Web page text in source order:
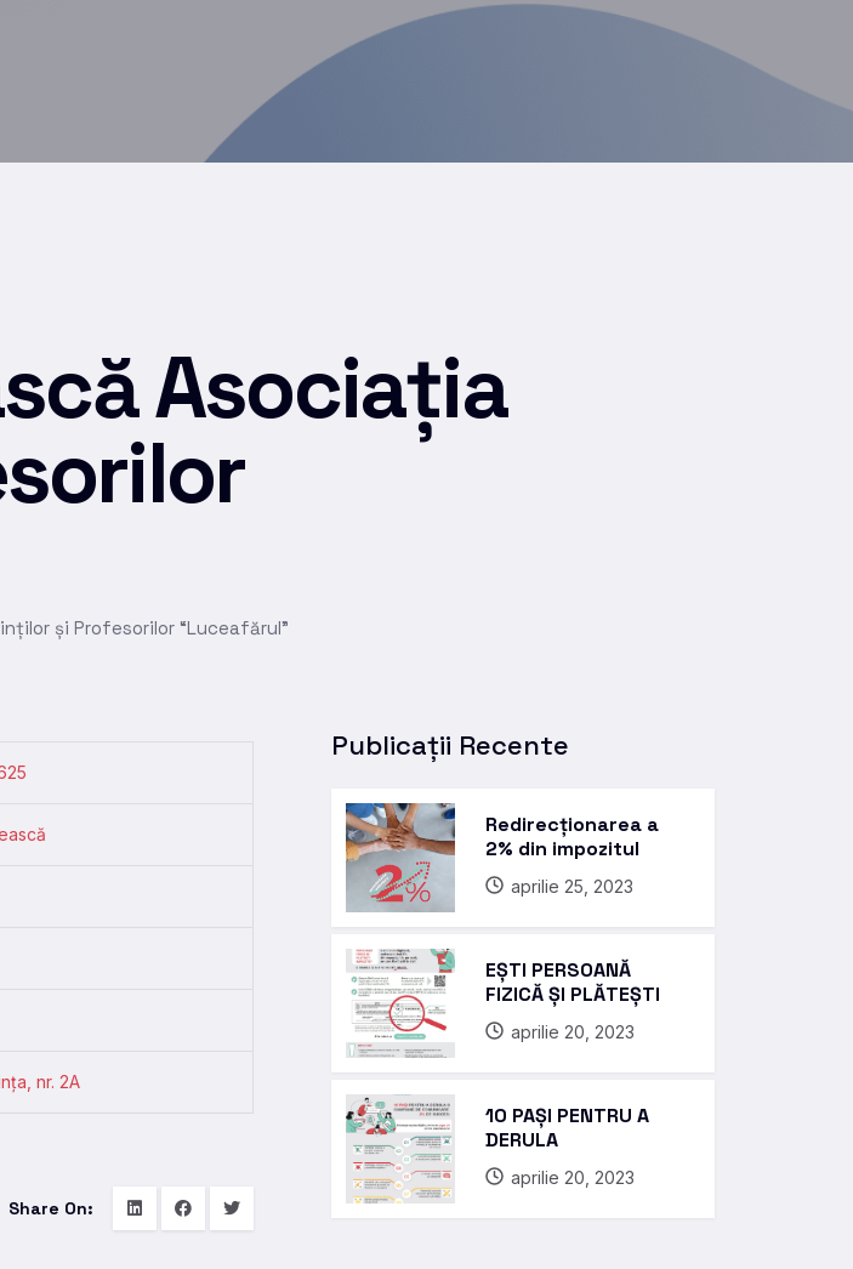
Asociația
și Profesorilor “Luceafărul”
nr. 2A
Share On:
Publicații Recente
Redirecționarea a
2% din impozitul
aprilie 25, 2023
EȘTI PERSOANĂ
FIZICĂ ȘI PLĂTEȘTI
aprilie 20, 2023
10 PAȘI PENTRU A
DERULA
aprilie 20, 2023